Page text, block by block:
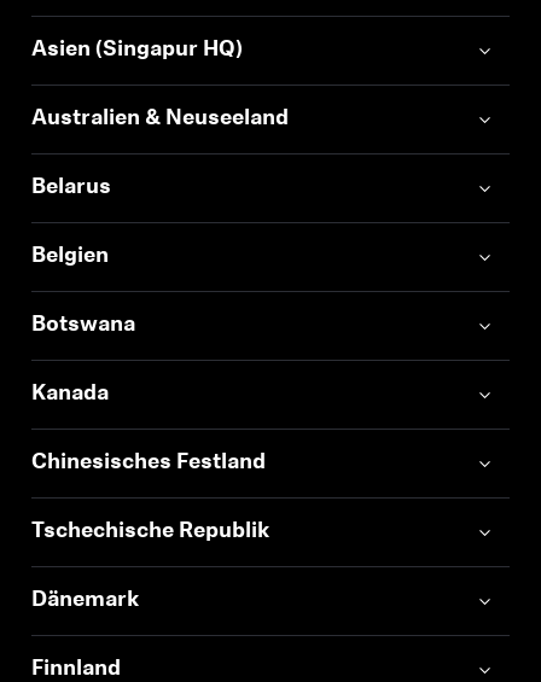
Professionell
Asien (Singapur HQ)
Australien & Neuseeland
Belarus
Belgien
Botswana
Kanada
Chinesisches Festland
Tschechische Republik
Dänemark
Finnland